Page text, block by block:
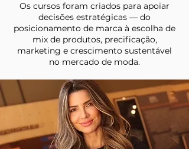
Os cursos foram criados para apoiar
decisões estratégicas — do
posicionamento de marca à escolha de
mix de produtos, precificação,
marketing e crescimento sustentável
no mercado de moda.